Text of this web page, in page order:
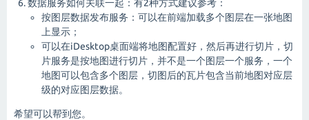
数据服务如何关联一起：有2种方式建议参考：
按图层数据发布服务：可以在前端加载多个图层在一张地图
上显示；
可以在iDesktop桌面端将地图配置好，然后再进行切片，切
片服务是按地图进行切片，并不是一个图层一个服务，一个
地图可以包含多个图层，切图后的瓦片包含当前地图对应层
级的对应图层数据。
希望可以帮到您。